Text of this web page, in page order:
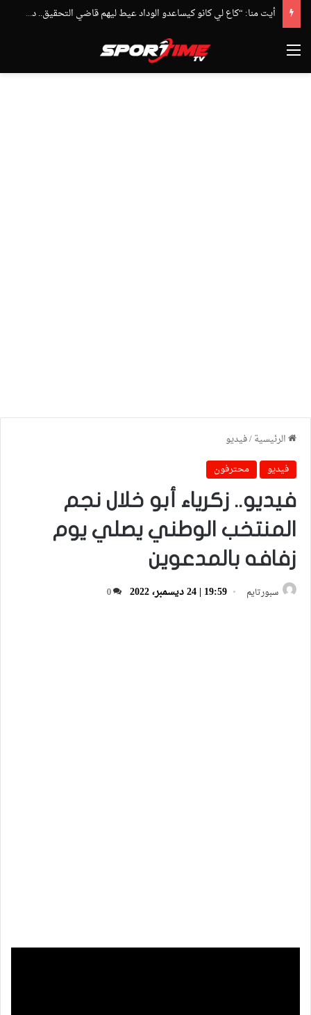
أيت منا: “كاع لي كانو كيساعدو الوداد عيط ليهم قاضي التحقيق.. دابا حتى شي واحد ما بقا باغي يعاون”
القائمة
الرئيسية/فيديو
فيديو
محترفون
فيديو.. زكرياء أبو خلال نجم
المنتخب الوطني يصلي يوم
زفافه بالمدعوين
سبورتايم 19:59 | 24 ديسمبر، 2022 0